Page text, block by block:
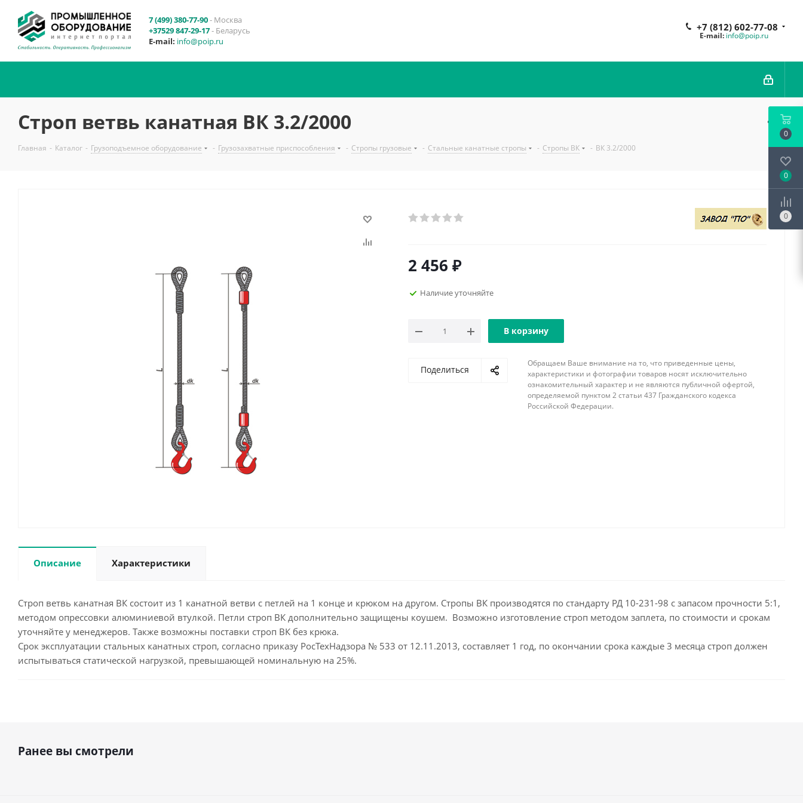
7 (499) 380-77-90- Москва
+37529 847-29-17- Беларусь
E-mail: info@poip.ru
+7 (812) 602-77-08
E-mail: info@poip.ru
Строп ветвь канатная ВК 3.2/2000
Главная - Каталог - Грузоподъемное оборудование - Грузозахватные приспособления - Стропы грузовые - Стальные канатные стропы - Стропы ВК - ВК 3.2/2000
2 456 ₽
Наличие уточняйте
В корзину
Поделиться
Обращаем Ваше внимание на то, что приведенные цены,
характеристики и фотографии товаров носят исключительно
ознакомительный характер и не являются публичной офертой,
определяемой пунктом 2 статьи 437 Гражданского кодекса
Российской Федерации.
Описание Характеристики
Строп ветвь канатная ВК состоит из 1 канатной ветви с петлей на 1 конце и крюком на другом. Стропы ВК производятся по стандарту РД 10-231-98 с запасом прочности 5:1,
методом опрессовки алюминиевой втулкой. Петли строп ВК дополнительно защищены коушем. Возможно изготовление строп методом заплета, по стоимости и срокам
уточняйте у менеджеров. Также возможны поставки строп ВК без крюка.
Срок эксплуатации стальных канатных строп, согласно приказу РосТехНадзора № 533 от 12.11.2013, составляет 1 год, по окончании срока каждые 3 месяца строп должен
испытываться статической нагрузкой, превышающей номинальную на 25%.
Ранее вы смотрели
0
0
0